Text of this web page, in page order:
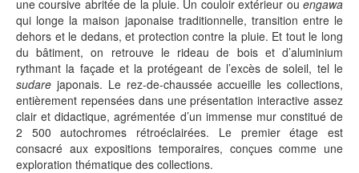
une coursive abritée de la pluie. Un couloir extérieur ou engawa
qui longe la maison japonaise traditionnelle, transition entre le
dehors et le dedans, et protection contre la pluie. Et tout le long
du bâtiment, on retrouve le rideau de bois et d’aluminium
rythmant la façade et la protégeant de l’excès de soleil, tel le
sudare japonais. Le rez-de-chaussée accueille les collections,
entièrement repensées dans une présentation interactive assez
clair et didactique, agrémentée d’un immense mur constitué de
2 500 autochromes rétroéclairées. Le premier étage est
consacré aux expositions temporaires, conçues comme une
exploration thématique des collections.